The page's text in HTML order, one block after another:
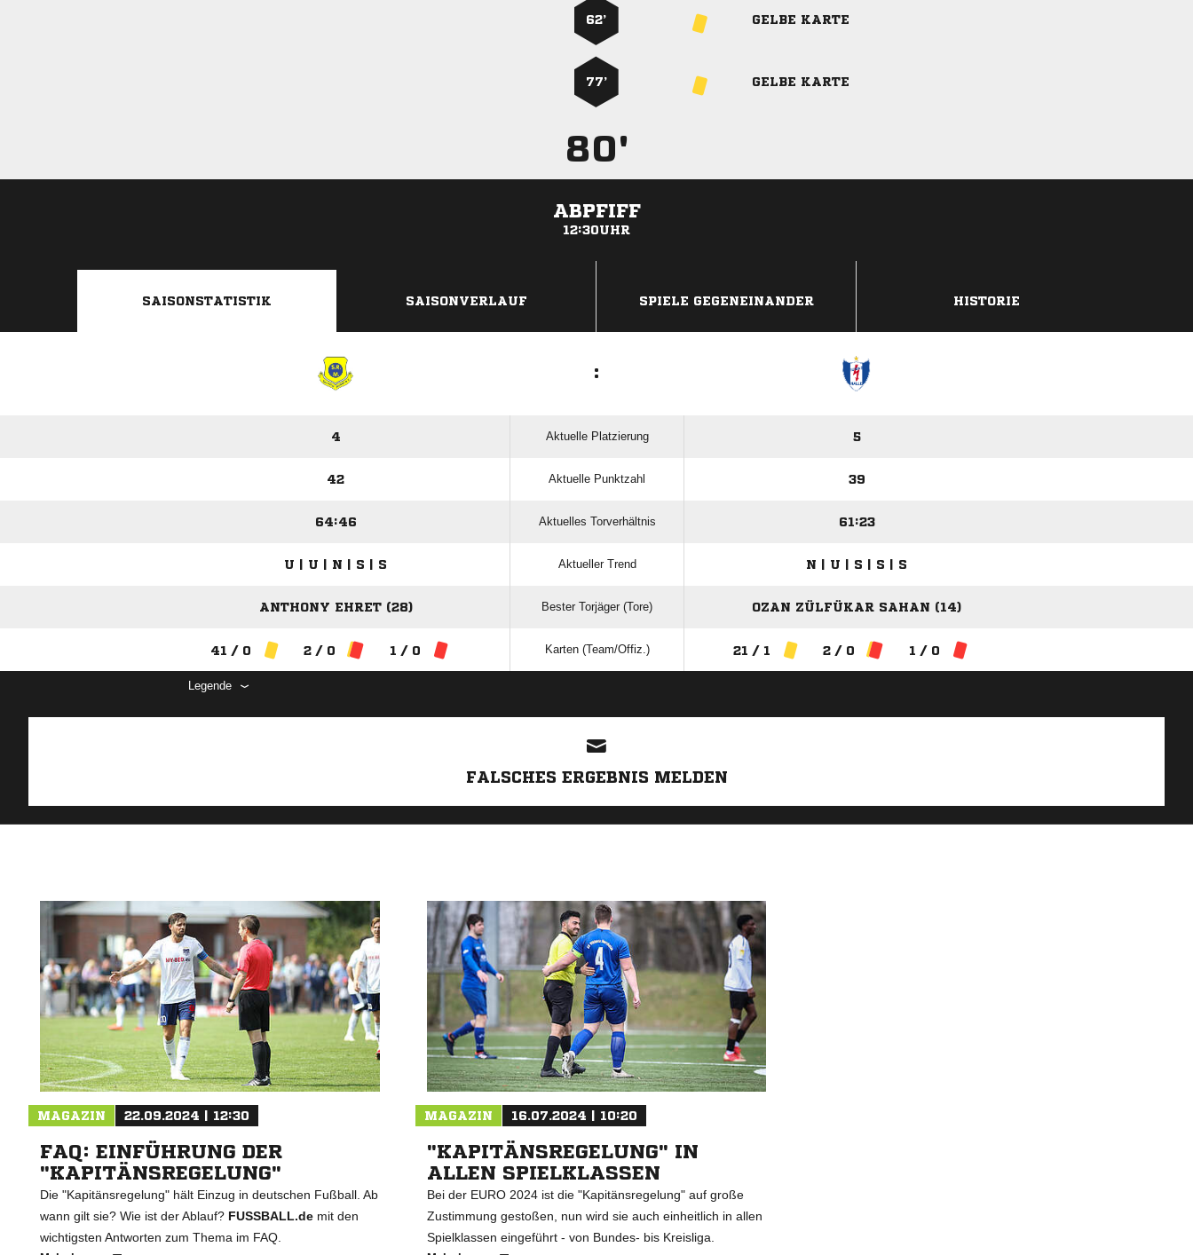
62’ GELBE KARTE
77’ GELBE KARTE
80'
ABPFIFF
12:30UHR
SAISONSTATISTIK SAISONVERLAUF SPIELE GEGENEINANDER HISTORIE
:
4 Aktuelle Platzierung 5
42 Aktuelle Punktzahl 39
64:46 Aktuelles Torverhältnis 61:23
U | U | N | S | S Aktueller Trend N | U | S | S | S
ANTHONY EHRET (28) Bester Torjäger (Tore) OZAN ZÜLFÜKAR SAHAN (14)
41 / 0 2 / 0 1 / 0 Karten (Team/Offiz.) 21 / 1 2 / 0 1 / 0
Legende
FALSCHES ERGEBNIS MELDEN
MAGAZIN 22.09.2024 | 12:30
FAQ: EINFÜHRUNG DER
"KAPITÄNSREGELUNG"
Die "Kapitänsregelung" hält Einzug in deutschen Fußball. Ab
wann gilt sie? Wie ist der Ablauf? FUSSBALL.de mit den
wichtigsten Antworten zum Thema im FAQ.
MAGAZIN 16.07.2024 | 10:20
"KAPITÄNSREGELUNG" IN
ALLEN SPIELKLASSEN
Bei der EURO 2024 ist die "Kapitänsregelung" auf große
Zustimmung gestoßen, nun wird sie auch einheitlich in allen
Spielklassen eingeführt - von Bundes- bis Kreisliga.